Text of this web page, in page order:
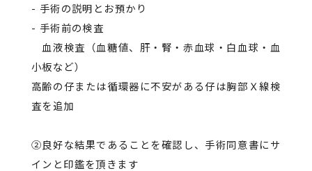
- 手術の説明とお預かり
- 手術前の検査
血液検査（血糖値、肝・腎・赤血球・白血球・血
小板など）
高齢の仔または循環器に不安がある仔は胸部Ｘ線検
査を追加
②良好な結果であることを確認し、手術同意書にサ
インと印鑑を頂きます